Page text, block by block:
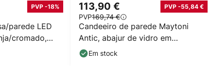
parede LED
cromado,
PVP -18%
Candeeiro de parede Maytoni
Antic, abajur de vidro em
conhaque
113,90 € PVP -55,84 €
PVP169,74 €
Em stock